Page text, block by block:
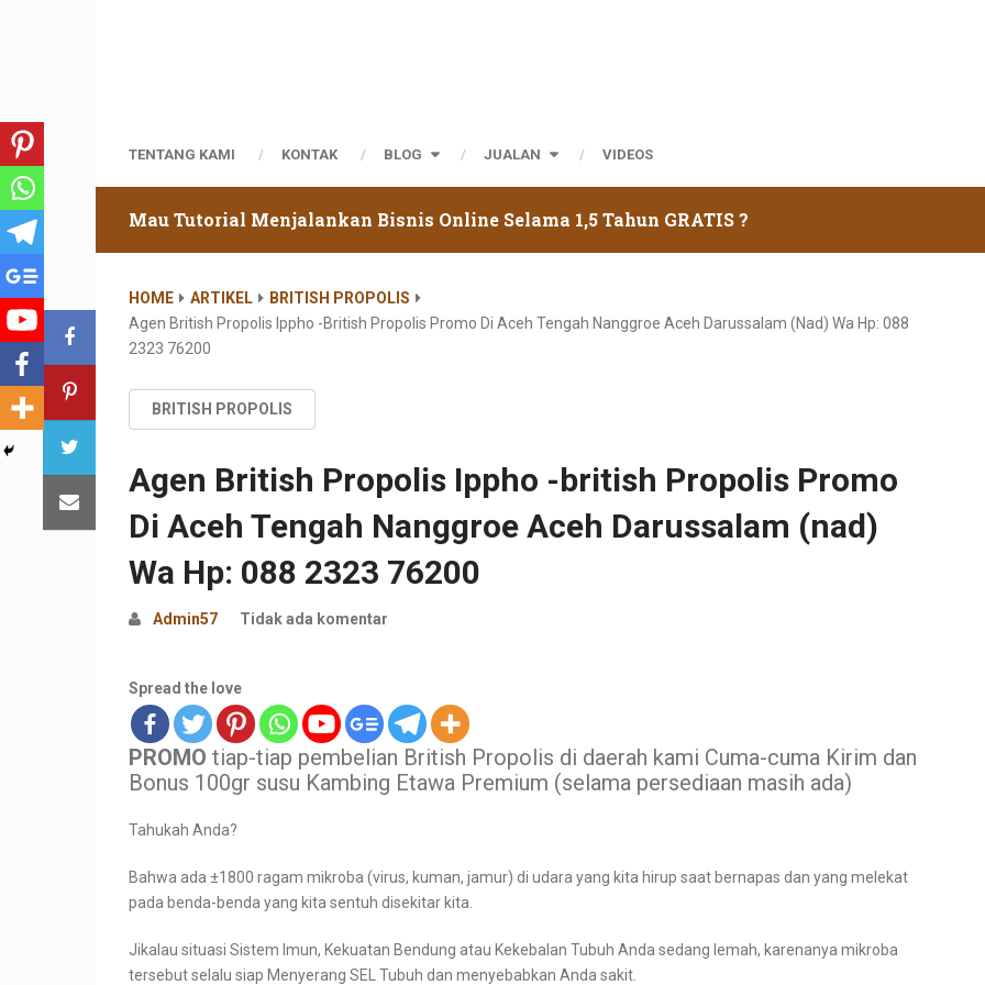
TENTANG KAMI KONTAK BLOG JUALAN VIDEOS
Mau Tutorial Menjalankan Bisnis Online Selama 1,5 Tahun GRATIS ?
HOME ARTIKEL
BRITISH PROPOLIS
Agen British Propolis Ippho -british Propolis Promo Di Aceh Tengah Nanggroe Aceh Darussalam (nad) Wa Hp: 088
2323 76200
BRITISH PROPOLIS
Agen British Propolis Ippho -british Propolis Promo
Di Aceh Tengah Nanggroe Aceh Darussalam (nad)
Wa Hp: 088 2323 76200
Admin57 Tidak ada komentar
Spread the love
PROMO tiap-tiap pembelian British Propolis di daerah kami Cuma-cuma Kirim dan
Bonus 100gr susu Kambing Etawa Premium (selama persediaan masih ada)
Tahukah Anda?
Bahwa ada ±1800 ragam mikroba (virus, kuman, jamur) di udara yang kita hirup saat bernapas dan yang melekat
pada benda-benda yang kita sentuh disekitar kita.
Jikalau situasi Sistem Imun, Kekuatan Bendung atau Kekebalan Tubuh Anda sedang lemah, karenanya mikroba
tersebut selalu siap Menyerang SEL Tubuh dan menyebabkan Anda sakit.